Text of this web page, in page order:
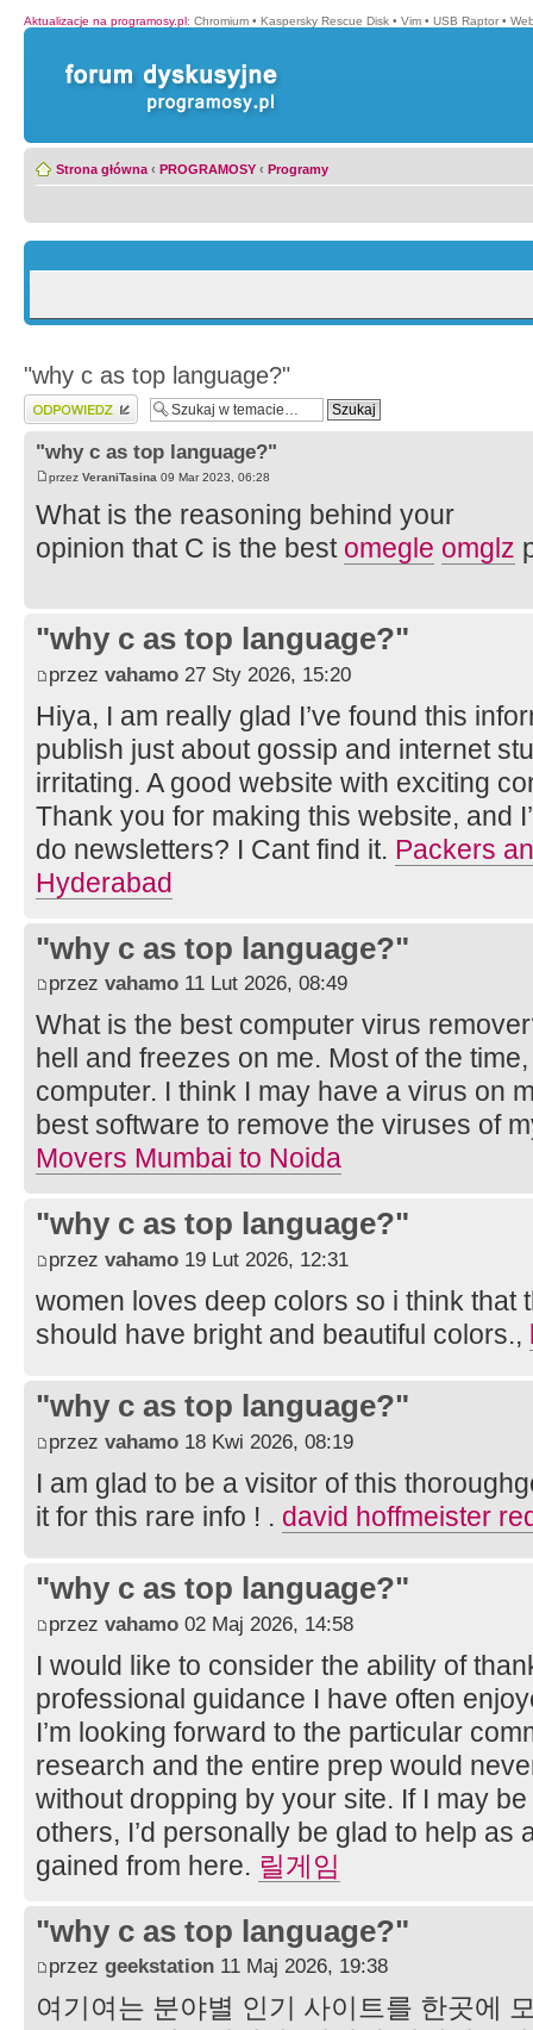
Aktualizacje na programosy.pl: Chromium • Kaspersky Rescue Disk • Vim • USB Raptor •
Strona główna ‹ PROGRAMOSY ‹ Programy
"why c as top language?"
Wyślij odpowiedź
"why c as top language?"
przez VeraniTasina 09 Mar 2023, 06:28
What is the reasoning behind your
opinion that C is the best omegle omglz
"why c as top language?"
przez vahamo 27 Sty 2026, 15:20
Hiya, I am really glad I’ve found this
publish just about gossip and internet
irritating. A good website with exciting
Thank you for making this website, and
do newsletters? I Cant find it. Packers
Hyderabad
"why c as top language?"
przez vahamo 11 Lut 2026, 08:49
What is the best computer virus
hell and freezes on me. Most of the
computer. I think I may have a virus on
best software to remove the viruses of
Movers Mumbai to Noida
"why c as top language?"
przez vahamo 19 Lut 2026, 12:31
women loves deep colors so i think that
should have bright and beautiful colors.,
"why c as top language?"
przez vahamo 18 Kwi 2026, 08:19
I am glad to be a visitor of this
it for this rare info ! . david hoffmeister
"why c as top language?"
przez vahamo 02 Maj 2026, 14:58
I would like to consider the ability of
professional guidance I have often
I’m looking forward to the particular
research and the entire prep would
without dropping by your site. If I may
others, I’d personally be glad to help as
gained from here. 릴게임
"why c as top language?"
przez geekstation 11 Maj 2026, 19:38
여기여는 분야별 인기 사이트를 한곳에